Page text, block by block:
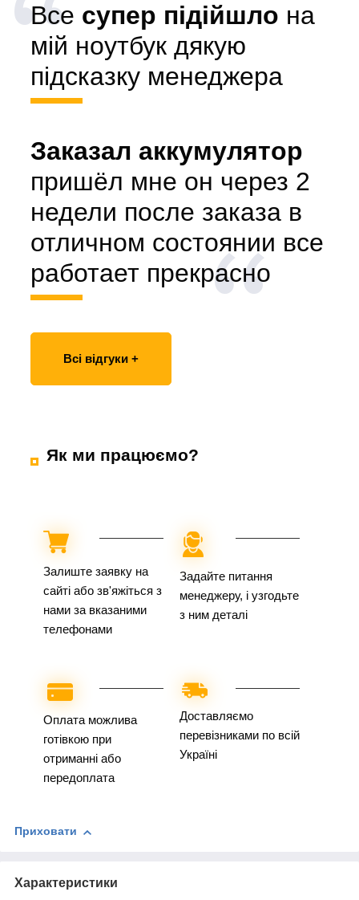
Все супер підійшло на
мій ноутбук дякую
підсказку менеджера
Заказал аккумулятор
пришёл мне он через 2
недели после заказа в
отличном состоянии все
работает прекрасно
Всі відгуки +
Як ми працюємо?
Залиште заявку на
сайті або зв'яжіться з
нами за вказаними
телефонами
Задайте питання
менеджеру, і узгодьте
з ним деталі
Оплата можлива
готівкою при
отриманні або
передоплата
Доставляємо
перевізниками по всій
Україні
Приховати
Характеристики